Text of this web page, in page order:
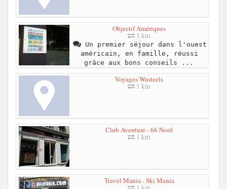
Objectif Amériques
1 km
Un premier séjour dans l'ouest
américain, en famille, réussi
grâce aux bons conseils ...
Voyages Wasteels
1 km
Club Aventure - 66 Nord
1 km
Travel Mania - Ski Mania